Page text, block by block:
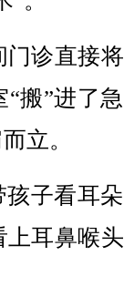
诊直接
搬”进了
立。
子看耳
耳鼻喉